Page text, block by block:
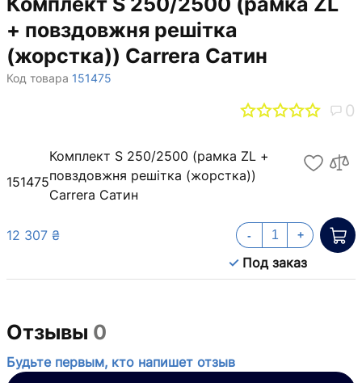
+ повздовжня решітка
(жорстка)) Carrera Сатин
Код товара 151475
0
151475
Комплект S 250/2500 (рамка ZL +
повздовжня решітка (жорстка))
Carrera Сатин
12 307 ₴
Под заказ
- +
Отзывы 0
Будьте первым, кто напишет отзыв